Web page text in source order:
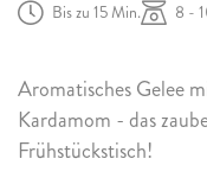
Bis zu 15 Min. 8 -
Aromatisches Gelee
Kardamom - das
Frühstückstisch!